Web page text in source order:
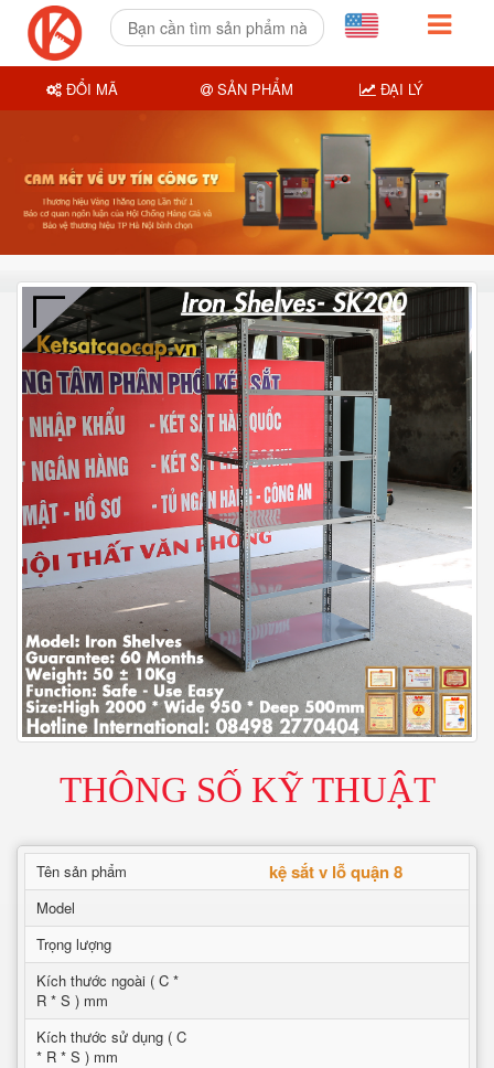
THÔNG SỐ KỸ THUẬT
Tên sản phẩm kệ sắt v lỗ quận 8
Model
Trọng lượng
Kích thước ngoài ( C *
R * S ) mm
Kích thước sử dụng ( C
* R * S ) mm
ĐỔI MÃ SẢN PHẨM ĐẠI LÝ